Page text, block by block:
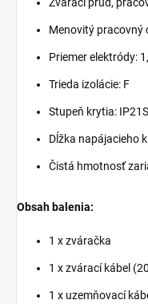
Zvárací prúd,
Menovitý pracovný
Priemer elektródy:
Trieda izolácie: F
Stupeň krytia: IP21S
Dĺžka napájacieho
Čistá hmotnosť
Obsah balenia:
1 x zváračka
1 x zvárací kábel
1 x uzemňovací